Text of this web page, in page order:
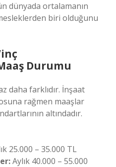
dünyada ortalamanın
biri olduğunu
Durumu
daha farklıdır. İnşaat
rağmen maaşlar
altındadır.
25.000 – 35.000 TL
Aylık 40.000 – 55.000